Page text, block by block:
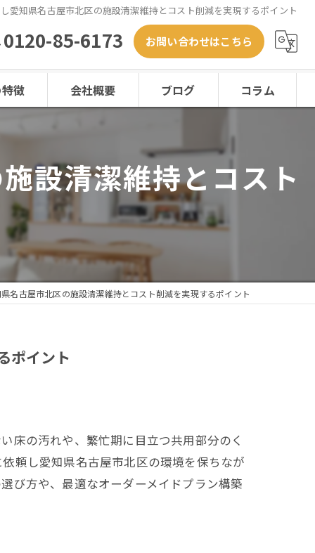
愛知県名古屋市北区の施設清潔維持とコスト削減を実現するポイント
0120-85-6173 お問い合わせはこちら
徴
ド
会社概要 ブログ コラム
設清潔維持とコスト
名古屋市北区の施設清潔維持とコスト削減を実現するポイント
ポイント
床の汚れや、繁忙期に目立つ共用部分のく
頼し愛知県名古屋市北区の環境を保ちなが
び方や、最適なオーダーメイドプラン構築